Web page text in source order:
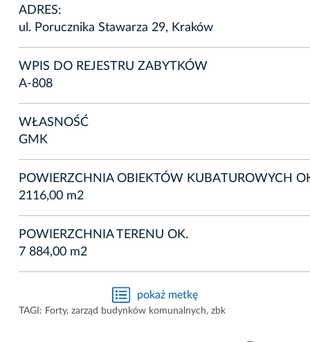
ADRES:
ul. Porucznika Stawarza 29, Kraków
WPIS DO REJESTRU ZABYTKÓW
A-808
WŁASNOŚĆ
GMK
POWIERZCHNIA OBIEKTÓW KUBATUROWYCH
2116,00 m2
POWIERZCHNIA TERENU OK.
7 884,00 m2
pokaż metkę
TAGI: Forty, zarząd budynków komunalnych, zbk